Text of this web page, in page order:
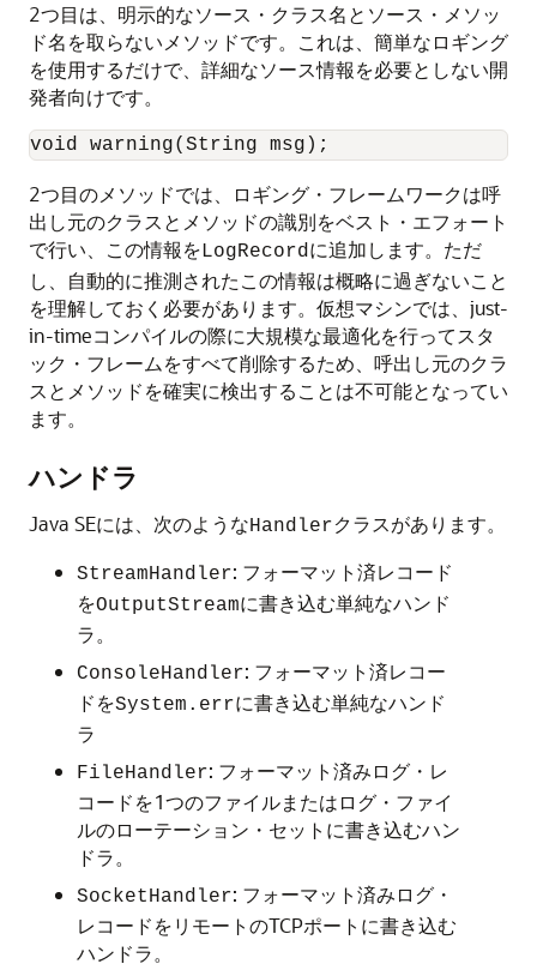
2つ目は、明示的なソース・クラス名とソース・メソッ
ド名を取らないメソッドです。これは、簡単なロギング
を使用するだけで、詳細なソース情報を必要としない開
発者向けです。
void warning(String msg);
2つ目のメソッドでは、ロギング・フレームワークは呼
出し元のクラスとメソッドの識別をベスト・エフォート
で行い、この情報をLogRecordに追加します。ただ
し、自動的に推測されたこの情報は概略に過ぎないこと
を理解しておく必要があります。仮想マシンでは、just-
in-timeコンパイルの際に大規模な最適化を行ってスタ
ック・フレームをすべて削除するため、呼出し元のクラ
スとメソッドを確実に検出することは不可能となってい
ます。
ハンドラ
Java SEには、次のようなHandlerクラスがあります。
StreamHandler: フォーマット済レコード
をOutputStreamに書き込む単純なハンド
ラ。
ConsoleHandler: フォーマット済レコー
ドをSystem.errに書き込む単純なハンド
ラ
FileHandler: フォーマット済みログ・レ
コードを1つのファイルまたはログ・ファイ
ルのローテーション・セットに書き込むハン
ドラ。
SocketHandler: フォーマット済みログ・
レコードをリモートのTCPポートに書き込む
ハンドラ。